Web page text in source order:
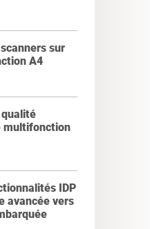
sur
A4
multifonction
IDP
avancée vers